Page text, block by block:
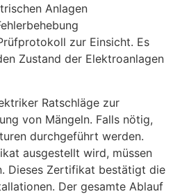
Anlagen
zur Einsicht. Es
Zustand der Elektroanlagen
Ratschläge zur
von Mängeln. Falls nötig,
durchgeführt werden.
ausgestellt wird, müssen
Dieses Zertifikat bestätigt die
Der gesamte Ablauf